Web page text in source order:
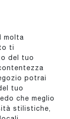
molta
ti
del tuo
potrai
tuo
che meglio
stilistiche,